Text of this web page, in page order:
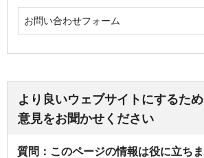
お問い合わせフォーム
より良いウェブサイトにするた
意見をお聞かせください
質問：このページの情報は役に立ち